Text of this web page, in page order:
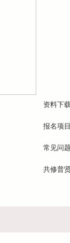
资料下
报名项
常见问
共修普